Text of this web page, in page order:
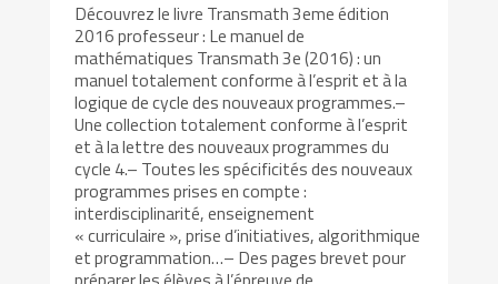
Découvrez le livre Transmath 3eme édition
2016 professeur : Le manuel de
mathématiques Transmath 3e (2016) : un
manuel totalement conforme à l’esprit et à la
logique de cycle des nouveaux programmes.–
Une collection totalement conforme à l’esprit
et à la lettre des nouveaux programmes du
cycle 4.– Toutes les spécificités des nouveaux
programmes prises en compte :
interdisciplinarité, enseignement
« curriculaire », prise d’initiatives, algorithmique
et programmation…– Des pages brevet pour